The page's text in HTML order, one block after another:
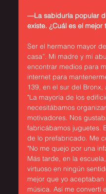
—La sabiduría popular
existe. ¿Cuál es el mejor
Ser el hermano mayor
casa”. Mi madre y mi
encontrar medios para
internet para
139, en el sur del
"La mayoría de los
necesitábamos
motivadores. Nos
fabricábamos juguetes.
de lo prefabricado. Me
"No me quejo por una
Más tarde, en la
virtuoso en ningún
mejor que yo
música. Así me convertí